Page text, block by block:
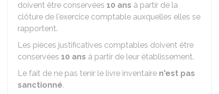
doivent être conservées 10 ans à partir de la
clôture de l'exercice comptable auxquelles elles se
rapportent.
Les pièces justificatives comptables doivent être
conservées 10 ans à partir de leur établissement.
Le fait de ne pas tenir le livre inventaire n'est pas
sanctionné.